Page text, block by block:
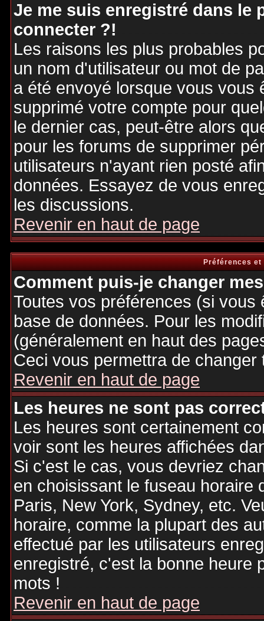
Je me suis enregistré dans le
connecter ?!
Les raisons les plus probables
un nom d'utilisateur ou mot de
a été envoyé lorsque vous vous
supprimé votre compte pour
le dernier cas, peut-être alors
pour les forums de supprimer
utilisateurs n'ayant rien posté
données. Essayez de vous
les discussions.
Revenir en haut de page
Préférences
Comment puis-je changer
Toutes vos préférences (si
base de données. Pour les
(généralement en haut des
Ceci vous permettra de
Revenir en haut de page
Les heures ne sont pas
Les heures sont certainement
voir sont les heures affichées
Si c'est le cas, vous devriez
en choisissant le fuseau horaire
Paris, New York, Sydney, etc.
horaire, comme la plupart des
effectué par les utilisateurs
enregistré, c'est la bonne heure
mots !
Revenir en haut de page